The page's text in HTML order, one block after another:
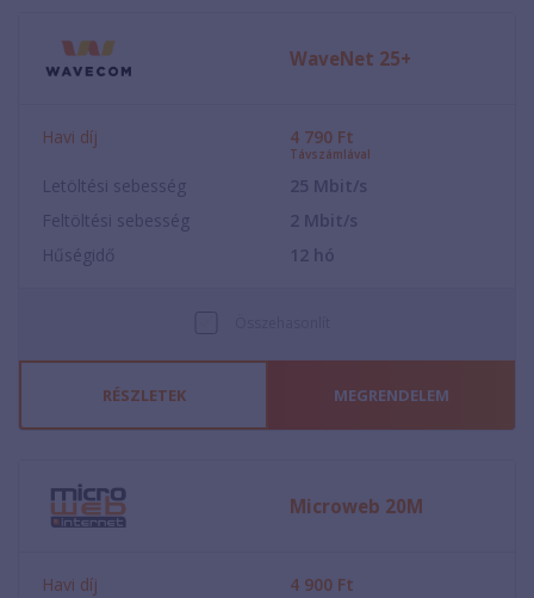
WaveNet 25+
Havi díj 4 790 Ft
Távszámlával
Letöltési sebesség 25 Mbit/s
Feltöltési sebesség
2 Mbit/s
Hűségidő
12 hó
RÉSZLETEK MEGRENDELEM
Microweb 20M
Havi díj 4 900 Ft